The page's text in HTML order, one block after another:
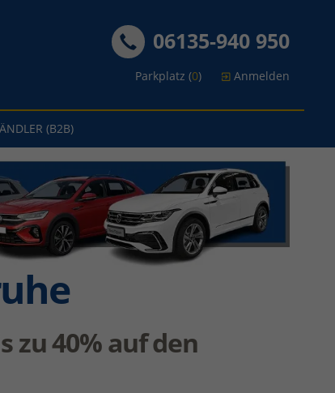
06135-940 950
Parkplatz (0) Anmelden
(B2B)
zu 40% auf den